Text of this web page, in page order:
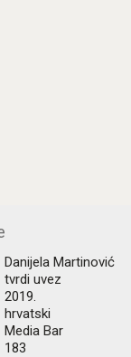
Danijela Martinović
tvrdi uvez
2019.
hrvatski
Media Bar
183